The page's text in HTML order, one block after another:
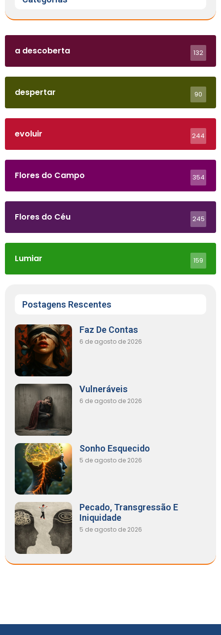
a descoberta 132
despertar 90
evoluir 244
Flores do Campo 354
Flores do Céu 245
Lumiar 159
Postagens Rescentes
Faz De Contas
6 de agosto de 2026
Vulneráveis
6 de agosto de 2026
Sonho Esquecido
5 de agosto de 2026
Pecado, Transgressão E
Iniquidade
5 de agosto de 2026